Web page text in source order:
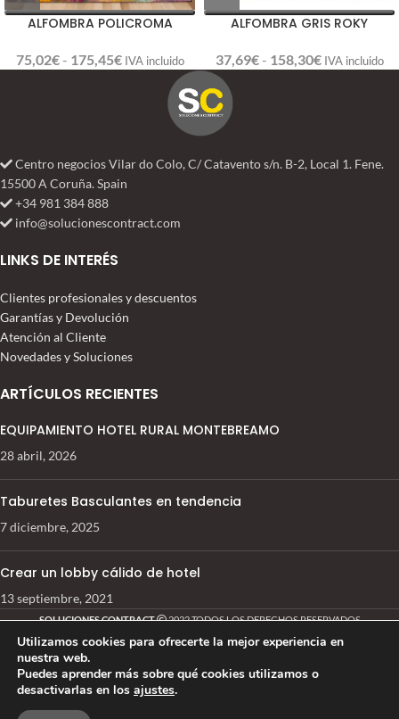
ALFOMBRA POLICROMA
75,02€ - 175,45€ IVA incluido
ALFOMBRA GRIS ROKY
37,69€ - 158,30€ IVA incluido
Centro negocios Vilar do Colo, C/ Catavento s/n. B-2, Local 1. Fene.
15500 A Coruña. Spain
+34 981 384 888
info@solucionescontract.com
LINKS DE INTERÉS
Clientes profesionales y descuentos
Garantías y Devolución
Atención al Cliente
Novedades y Soluciones
ARTÍCULOS RECIENTES
EQUIPAMIENTO HOTEL RURAL MONTEBREAMO
28 abril, 2026
Taburetes Basculantes en tendencia
7 diciembre, 2025
Crear un lobby cálido de hotel
13 septiembre, 2021
SOLUCIONES CONTRACT 2022 TODOS LOS DERECHOS RESERVADOS
Utilizamos cookies para ofrecerte la mejor experiencia en
nuestra web.
Puedes aprender más sobre qué cookies utilizamos o
desactivarlas en los ajustes.